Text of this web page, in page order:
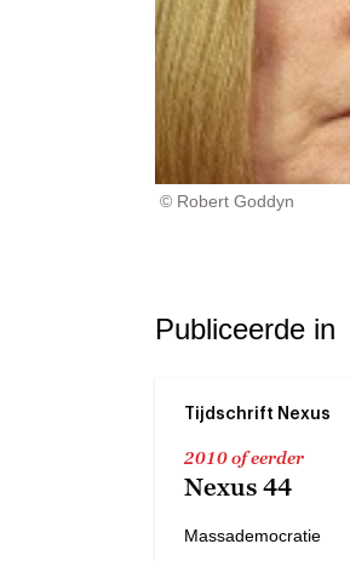
© Robert Goddyn
Publiceerde in
Tijdschrift Nexus
2010 of eerder
Nexus 44
Massademocratie